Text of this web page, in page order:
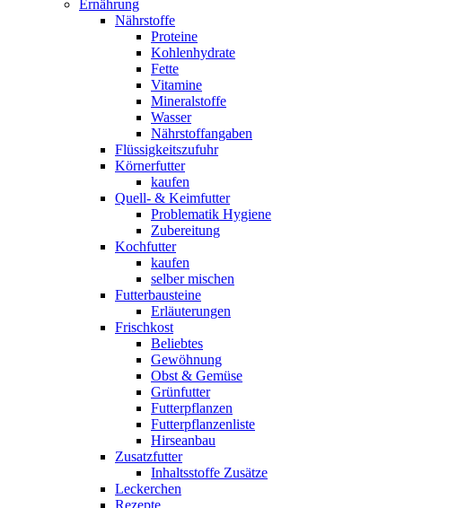
Ernährung
Nährstoffe
Proteine
Kohlenhydrate
Fette
Vitamine
Mineralstoffe
Wasser
Nährstoffangaben
Flüssigkeitszufuhr
Körnerfutter
kaufen
Quell- & Keimfutter
Problematik Hygiene
Zubereitung
Kochfutter
kaufen
selber mischen
Futterbausteine
Erläuterungen
Frischkost
Beliebtes
Gewöhnung
Obst & Gemüse
Grünfutter
Futterpflanzen
Futterpflanzenliste
Hirseanbau
Zusatzfutter
Inhaltsstoffe Zusätze
Leckerchen
Rezepte